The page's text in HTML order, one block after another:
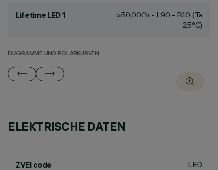
Lifetime LED 1
>50,000h - L90 - B10 (Ta
25°C)
DIAGRAMME UND POLARKURVEN
ELEKTRISCHE DATEN
ZVEI code LED